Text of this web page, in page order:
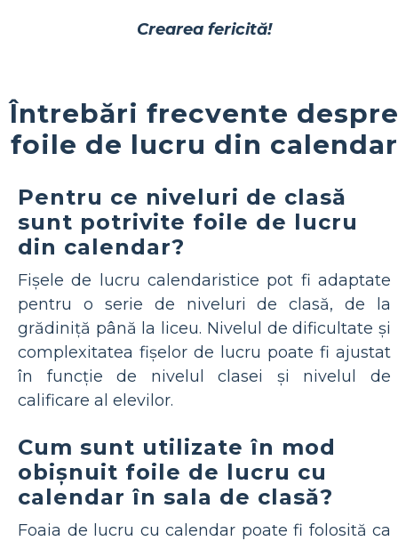
Crearea fericită!
Întrebări frecvente despre
foile de lucru din calendar
Pentru ce niveluri de clasă
sunt potrivite foile de lucru
din calendar?
Fișele de lucru calendaristice pot fi adaptate
pentru o serie de niveluri de clasă, de la
grădiniță până la liceu. Nivelul de dificultate și
complexitatea fișelor de lucru poate fi ajustat
în funcție de nivelul clasei și nivelul de
calificare al elevilor.
Cum sunt utilizate în mod
obișnuit foile de lucru cu
calendar în sala de clasă?
Foaia de lucru cu calendar poate fi folosită ca